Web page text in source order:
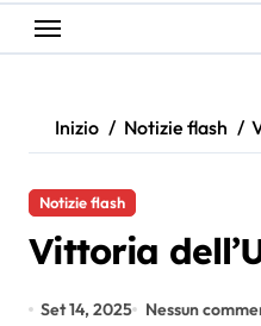
Inizio Notizie flash
Notizie flash
Vittoria
Set 14, 2025 Nessun